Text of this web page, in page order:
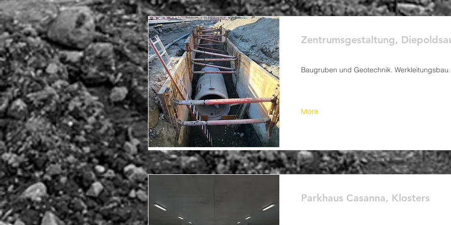
Zentrumsgestaltung,
Baugruben und Geotechnik. Werkleitungsbau.
More
Parkhaus Casanna, Klosters